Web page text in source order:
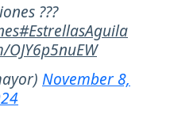
???
#EstrellasAguila
November 8,